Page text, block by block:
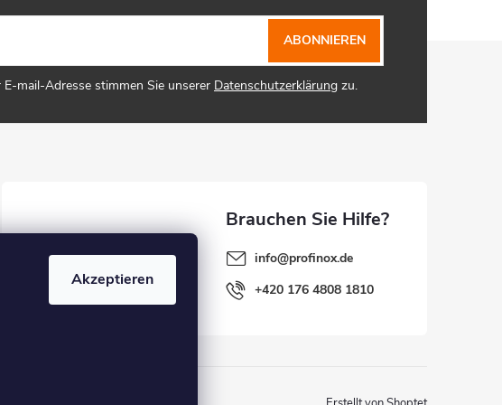
Akzeptieren
mail-Adresse stimmen Sie unserer Datenschutzerklärung zu.
ABONNIEREN
info@profinox.de
+420 176 4808 1810